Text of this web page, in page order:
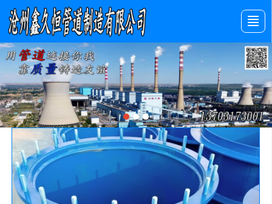
首页 产品展示 新闻动态 图库展示
公司介绍 留言反馈 联系我们 LBS